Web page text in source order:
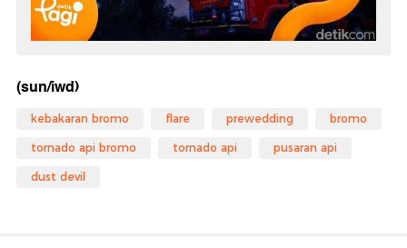
(sun/iwd)
kebakaran bromo flare prewedding bromo
tornado api bromo tornado api pusaran api
dust devil